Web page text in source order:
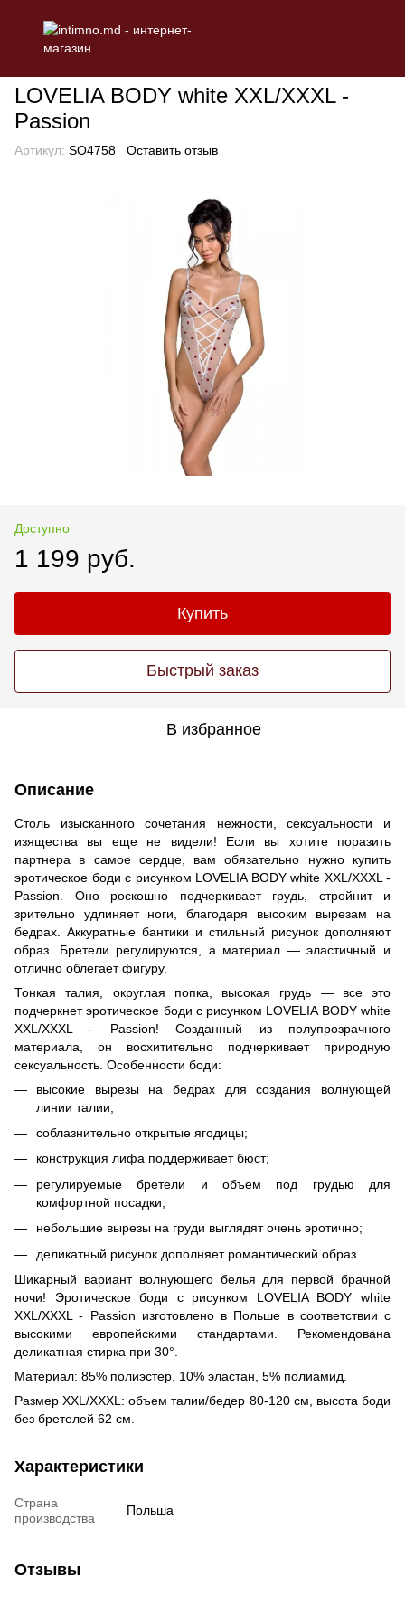
LOVELIA BODY white XXL/XXXL -
Passion
Артикул: SO4758 Оставить отзыв
Доступно
1 199 руб.
Купить
Быстрый заказ
В избранное
Описание
Столь изысканного сочетания нежности, сексуальности и
изящества вы еще не видели! Если вы хотите поразить
партнера в самое сердце, вам обязательно нужно купить
эротическое боди с рисунком LOVELIA BODY white XXL/XXXL -
Passion. Оно роскошно подчеркивает грудь, стройнит и
зрительно удлиняет ноги, благодаря высоким вырезам на
бедрах. Аккуратные бантики и стильный рисунок дополняют
образ. Бретели регулируются, а материал — эластичный и
отлично облегает фигуру.
Тонкая талия, округлая попка, высокая грудь — все это
подчеркнет эротическое боди с рисунком LOVELIA BODY white
XXL/XXXL - Passion! Созданный из полупрозрачного
материала, он восхитительно подчеркивает природную
сексуальность. Особенности боди:
высокие вырезы на бедрах для создания волнующей
линии талии;
соблазнительно открытые ягодицы;
конструкция лифа поддерживает бюст;
регулируемые бретели и объем под грудью для
комфортной посадки;
небольшие вырезы на груди выглядят очень эротично;
деликатный рисунок дополняет романтический образ.
Шикарный вариант волнующего белья для первой брачной
ночи! Эротическое боди с рисунком LOVELIA BODY white
XXL/XXXL - Passion изготовлено в Польше в соответствии с
высокими европейскими стандартами. Рекомендована
деликатная стирка при 30°.
Материал: 85% полиэстер, 10% эластан, 5% полиамид.
Размер XXL/XXXL: объем талии/бедер 80-120 см, высота боди
без бретелей 62 см.
Характеристики
Страна
производства
Польша
Отзывы